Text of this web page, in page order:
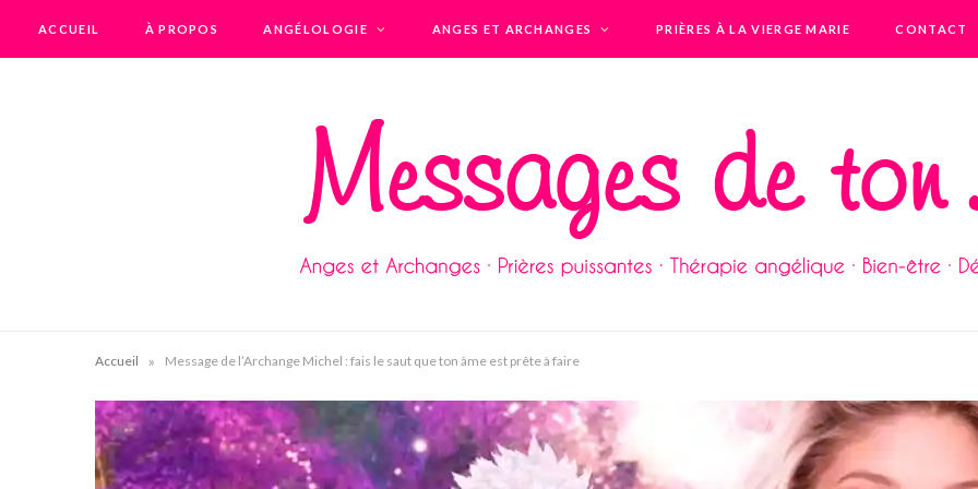
ACCUEIL À PROPOS ANGÉLOLOGIE ANGES ET ARCHANGES PRIÈRES À LA VIERGE MARIE CONTACT
Accueil » Message de l’Archange Michel : fais le saut que ton âme est prête à faire